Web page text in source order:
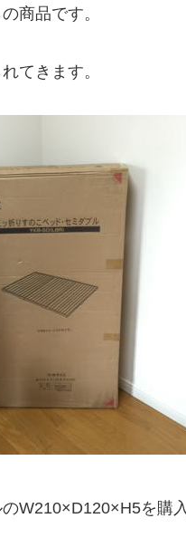
商品です。
てきます。
W210×D120×H5を購